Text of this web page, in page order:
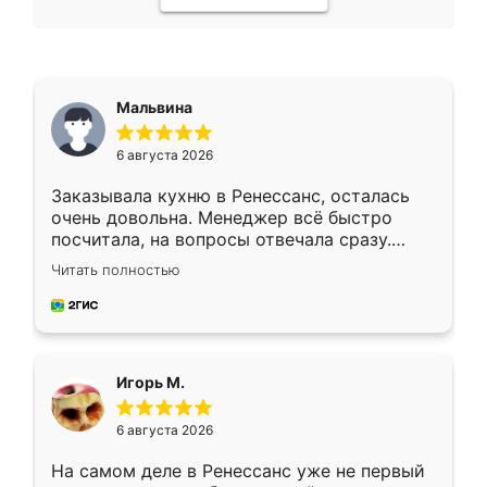
Мальвина
6 августа 2026
Заказывала кухню в Ренессанс, осталась
очень довольна. Менеджер всё быстро
посчитала, на вопросы отвечала сразу.
Замерщик приехал в субботу, подошёл к
делу со всей ответственностью. Собрали
за день, ребята работали аккуратно, даже
Читать полностью
Игорь М.
6 августа 2026
На самом деле в Ренессанс уже не первый